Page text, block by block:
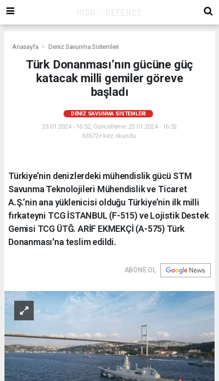
Anasayfa Deniz Savunma Sistemleri
Türk Donanması’nın gücüne güç
katacak milli gemiler göreve
başladı
DENIZ SAVUNMA SISTEMLERI
23.01.2024 - 16:52, Güncelleme: 23.01.2024 - 16:52
63572+ kez okundu.
Türkiye’nin denizlerdeki mühendislik gücü STM
Savunma Teknolojileri Mühendislik ve Ticaret
A.Ş.’nin ana yüklenicisi olduğu Türkiye’nin ilk milli
fırkateyni TCG İSTANBUL (F-515) ve Lojistik Destek
Gemisi TCG ÜTĞ. ARİF EKMEKÇİ (A-575) Türk
Donanması'na teslim edildi.
ABONE OL